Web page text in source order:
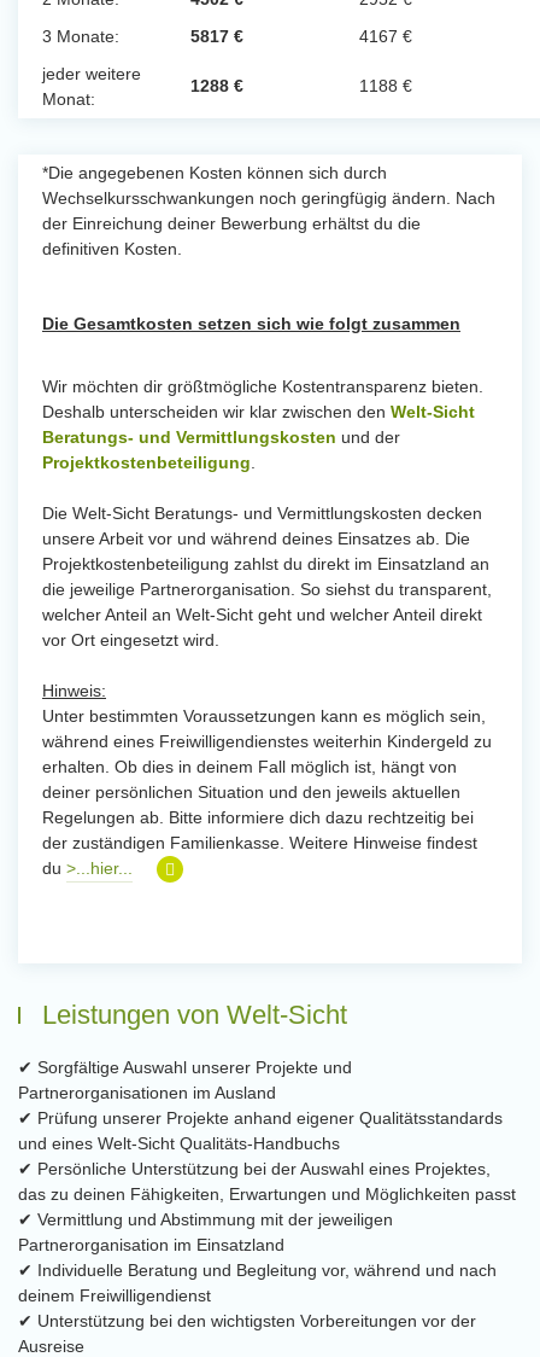
3 Monate:
5817 €
4167 €
jeder weitere
Monat:
1288 € 1188 €
*Die angegebenen Kosten können sich durch
Wechselkursschwankungen noch geringfügig ändern. Nach
der Einreichung deiner Bewerbung erhältst du die
definitiven Kosten.
Die Gesamtkosten setzen sich wie folgt zusammen
Wir möchten dir größtmögliche Kostentransparenz bieten.
Deshalb unterscheiden wir klar zwischen den Welt-Sicht
Beratungs- und Vermittlungskosten und der
Projektkostenbeteiligung
Die Welt-Sicht Beratungs- und Vermittlungskosten decken
unsere Arbeit vor und während deines Einsatzes ab. Die
Projektkostenbeteiligung zahlst du direkt im Einsatzland an
die jeweilige Partnerorganisation. So siehst du transparent,
welcher Anteil an Welt-Sicht geht und welcher Anteil direkt
vor Ort eingesetzt wird.
Hinweis:
Unter bestimmten Voraussetzungen kann es möglich sein,
während eines Freiwilligendienstes weiterhin Kindergeld zu
erhalten. Ob dies in deinem Fall möglich ist, hängt von
deiner persönlichen Situation und den jeweils aktuellen
Regelungen ab. Bitte informiere dich dazu rechtzeitig bei
der zuständigen Familienkasse. Weitere Hinweise findest
du >...hier...
Leistungen von Welt-Sicht
✔ Sorgfältige Auswahl unserer Projekte und
Partnerorganisationen im Ausland
✔ Prüfung unserer Projekte anhand eigener Qualitätsstandards
und eines Welt-Sicht Qualitäts-Handbuchs
✔ Persönliche Unterstützung bei der Auswahl eines Projektes,
das zu deinen Fähigkeiten, Erwartungen und Möglichkeiten passt
✔ Vermittlung und Abstimmung mit der jeweiligen
Partnerorganisation im Einsatzland
✔ Individuelle Beratung und Begleitung vor, während und nach
deinem Freiwilligendienst
✔ Unterstützung bei den wichtigsten Vorbereitungen vor der
Ausreise